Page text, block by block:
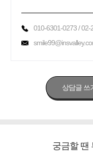
010-6301-0273 / 02-
상담글 쓰
궁금할 땐